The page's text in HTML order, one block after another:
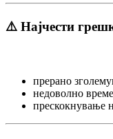
⚠️ Најчести
прерано
недоволно
прескокнување